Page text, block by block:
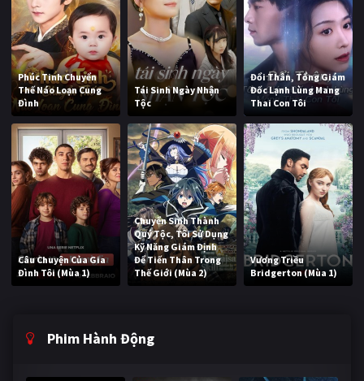
Phúc Tinh Chuyển
Thế Náo Loạn Cung
Đình
Tái Sinh Ngày Nhận
Tộc
Đổi Thân, Tổng Giám
Đốc Lạnh Lùng Mang
Thai Con Tôi
Câu Chuyện Của Gia
Đình Tôi (Mùa 1)
Chuyển Sinh Thành
Quý Tộc, Tôi Sử Dụng
Kỹ Năng Giám Định
Để Tiến Thân Trong
Thế Giới (Mùa 2)
Vương Triều
Bridgerton (Mùa 1)
Phim Hành Động